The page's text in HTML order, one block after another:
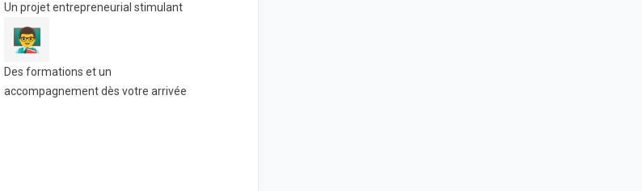
Un projet entrepreneurial stimulant
👨‍🏫
Des formations et un
accompagnement dès votre arrivée